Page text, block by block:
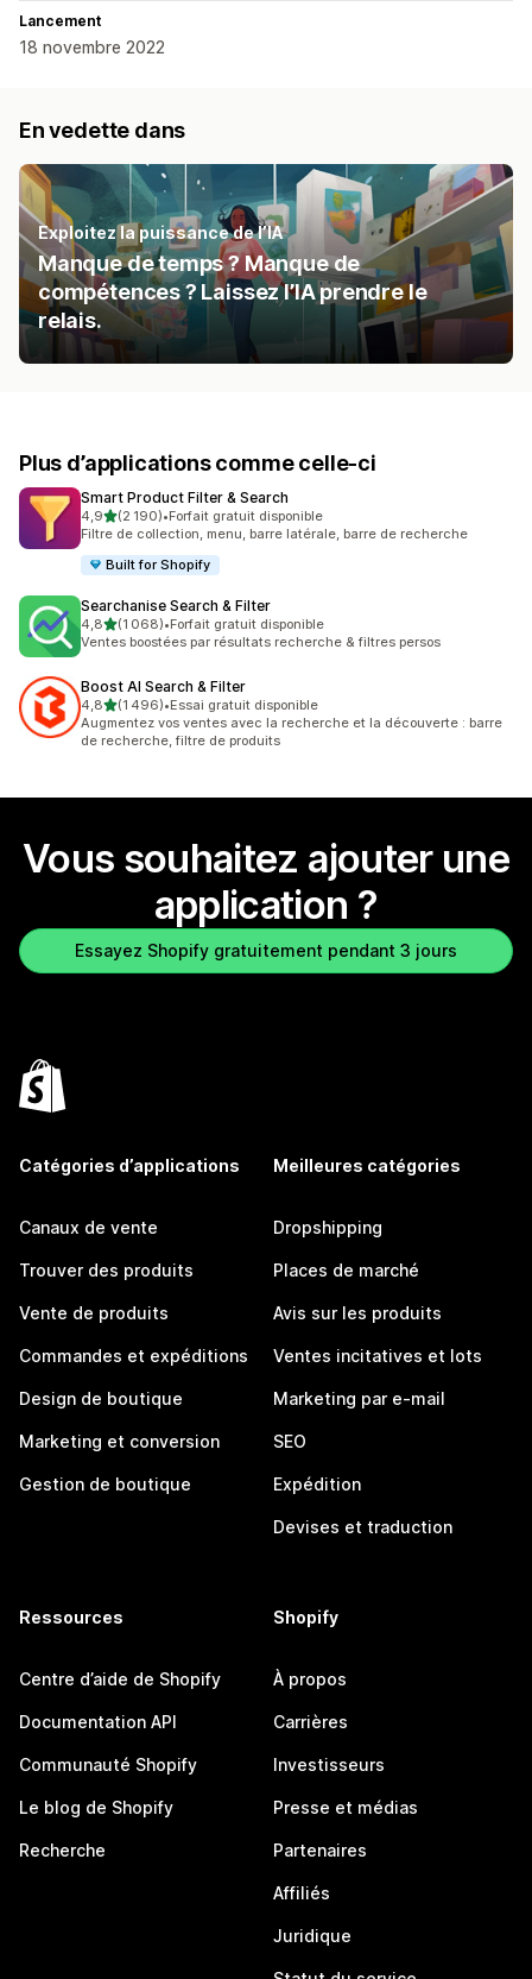
Lancement
18 novembre 2022
En vedette dans
Exploitez la puissance de l’IA
Manque de temps ? Manque de
compétences ? Laissez l’IA prendre le
relais.
Plus d’applications comme celle-ci
Smart Product Filter & Search
4,9étoile(s) sur 5
(2 190)
2190 avis au total
•Forfait gratuit disponible
Filtre de collection, menu, barre latérale, barre de recherche
Built for Shopify
Searchanise Search & Filter
4,8étoile(s) sur 5
(1 068)
1068 avis au total
•Forfait gratuit disponible
Ventes boostées par résultats recherche & filtres persos
Boost AI Search & Filter
4,8étoile(s) sur 5
(1 496)
1496 avis au total
•Essai gratuit disponible
Augmentez vos ventes avec la recherche et la découverte : barre
de recherche, filtre de produits
Vous souhaitez ajouter une
application ?
Essayez Shopify gratuitement pendant 3 jours
Catégories d’applications
Canaux de vente
Trouver des produits
Vente de produits
Commandes et expéditions
Design de boutique
Marketing et conversion
Gestion de boutique
Meilleures catégories
Dropshipping
Places de marché
Avis sur les produits
Ventes incitatives et lots
Marketing par e-mail
SEO
Expédition
Devises et traduction
Ressources
Centre d’aide de Shopify
Documentation API
Communauté Shopify
Le blog de Shopify
Recherche
Shopify
À propos
Carrières
Investisseurs
Presse et médias
Partenaires
Affiliés
Juridique